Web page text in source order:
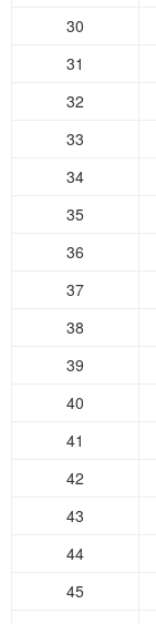
30
31
32
33
34
35
36
37
38
39
40
41
42
43
44
45